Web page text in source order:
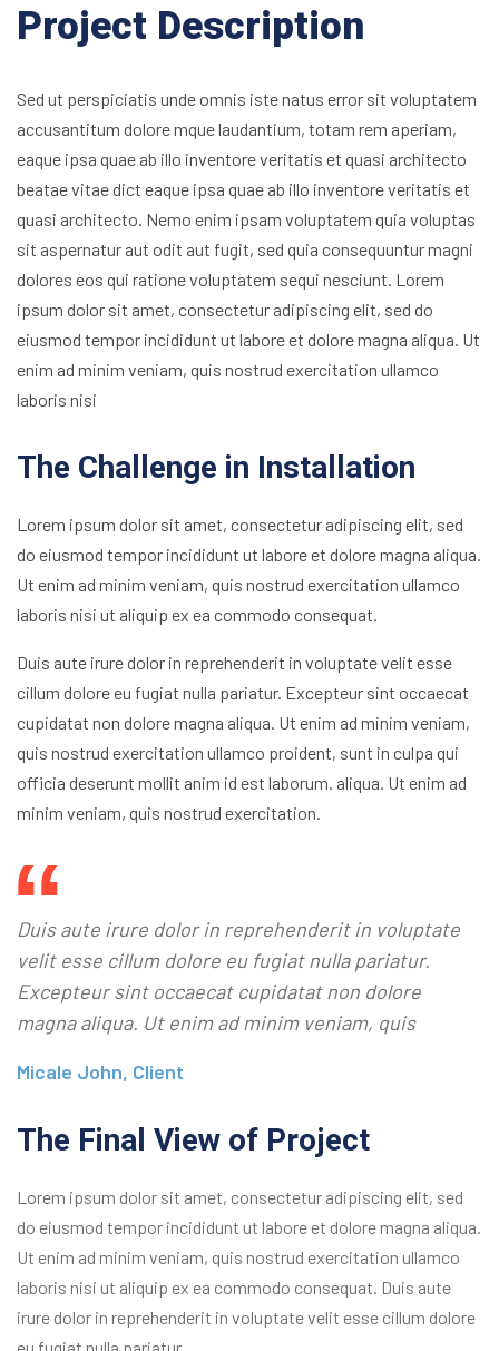
Project Description
Sed ut perspiciatis unde omnis iste natus error sit voluptatem
accusantitum dolore mque laudantium, totam rem aperiam,
eaque ipsa quae ab illo inventore veritatis et quasi architecto
beatae vitae dict eaque ipsa quae ab illo inventore veritatis et
quasi architecto. Nemo enim ipsam voluptatem quia voluptas
sit aspernatur aut odit aut fugit, sed quia consequuntur magni
dolores eos qui ratione voluptatem sequi nesciunt. Lorem
ipsum dolor sit amet, consectetur adipiscing elit, sed do
eiusmod tempor incididunt ut labore et dolore magna aliqua. Ut
enim ad minim veniam, quis nostrud exercitation ullamco
laboris nisi
The Challenge in Installation
Lorem ipsum dolor sit amet, consectetur adipiscing elit, sed
do eiusmod tempor incididunt ut labore et dolore magna aliqua.
Ut enim ad minim veniam, quis nostrud exercitation ullamco
laboris nisi ut aliquip ex ea commodo consequat.
Duis aute irure dolor in reprehenderit in voluptate velit esse
cillum dolore eu fugiat nulla pariatur. Excepteur sint occaecat
cupidatat non dolore magna aliqua. Ut enim ad minim veniam,
quis nostrud exercitation ullamco proident, sunt in culpa qui
officia deserunt mollit anim id est laborum. aliqua. Ut enim ad
minim veniam, quis nostrud exercitation.
Duis aute irure dolor in reprehenderit in voluptate
velit esse cillum dolore eu fugiat nulla pariatur.
Excepteur sint occaecat cupidatat non dolore
magna aliqua. Ut enim ad minim veniam, quis
Micale John, Client
The Final View of Project
Lorem ipsum dolor sit amet, consectetur adipiscing elit, sed
do eiusmod tempor incididunt ut labore et dolore magna aliqua.
Ut enim ad minim veniam, quis nostrud exercitation ullamco
laboris nisi ut aliquip ex ea commodo consequat. Duis aute
irure dolor in reprehenderit in voluptate velit esse cillum dolore